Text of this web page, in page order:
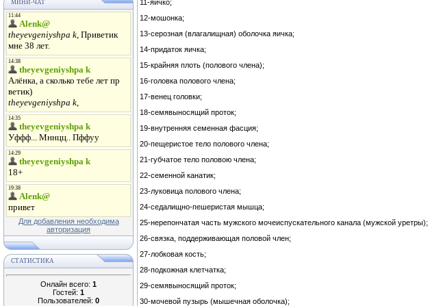
МИНИ-ЧАТ
Для добавления необходима
авторизация
СТАТИСТИКА
Онлайн всего: 1
Гостей: 1
Пользователей: 0
11-яичко;
12-мошонка;
13-серозная (влагалищная) оболочка яичка;
14-придаток яичка;
15-крайняя плоть (полового члена);
16-головка полового члена;
17-венец головки;
18-семявыносящий проток;
19-внутренняя семенная фасция;
20-пещеристое тело полового члена;
21-губчатое тело половою члена;
22-семенной канатик;
23-луковица полового члена;
24-седалищно-пешеристая мышца;
25-нерепончатая часть мужского мочеиспускательного канала (мужской уретры);
26-связка, поддерживающая половой член;
27-лобковая кость;
28-подкожная клетчатка;
29-семявыносящий проток;
30-мочевой пузырь (мышечная оболочка);